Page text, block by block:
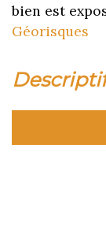
bien est
Géorisques